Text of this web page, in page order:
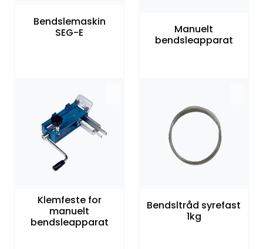
Bendslemaskin
SEG-E
Manuelt
bendsleapparat
Klemfeste for
manuelt
bendsleapparat
Bendsltråd syrefast
1kg